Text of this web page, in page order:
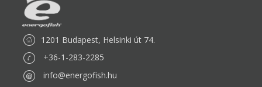
1201 Budapest, Helsinki út 74.
+36-1-283-2285
info@energofish.hu